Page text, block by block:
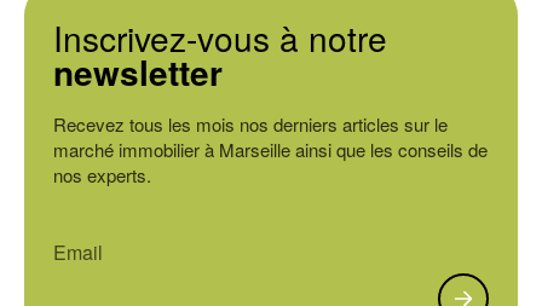
Inscrivez-vous à notre
newsletter
Recevez tous les mois nos derniers articles sur le
marché immobilier à Marseille ainsi que les conseils de
nos experts.